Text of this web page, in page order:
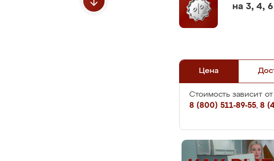
на 3, 4,
Цена
Стоимость зависит от
8 (800) 511-89-55, 8